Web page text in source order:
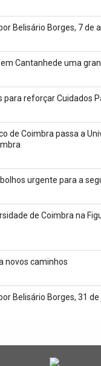
Belisário Borges, 7 de
Cantanhede uma
para reforçar Cuidados
de Coimbra passa a
urgente para a
de Coimbra na
novos caminhos
Belisário Borges, 31 de